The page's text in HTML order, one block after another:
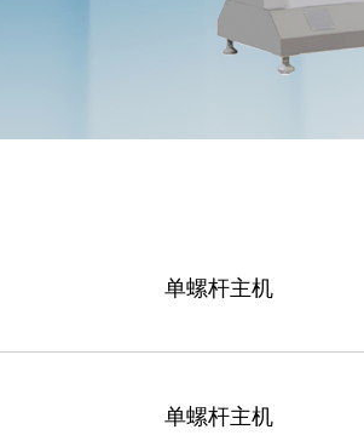
单螺杆主机
单螺杆主机